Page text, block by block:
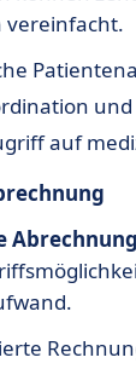
auf
Abrechnung